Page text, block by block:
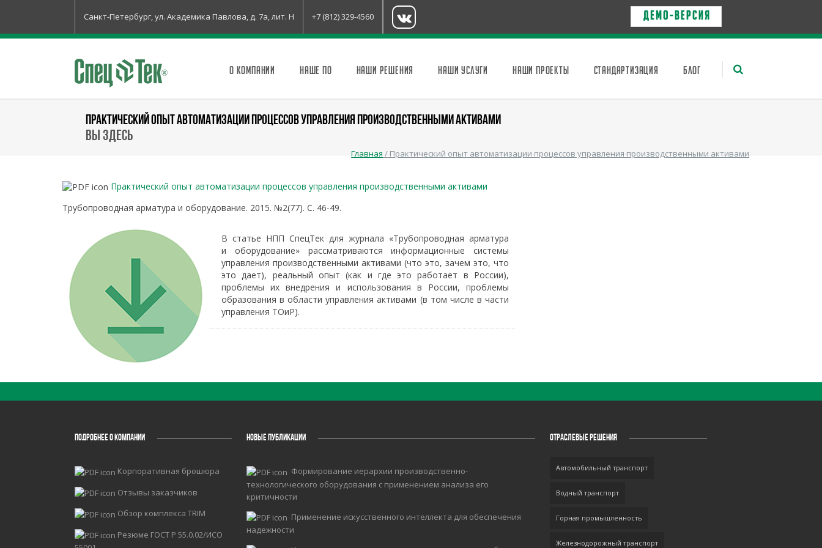
Санкт-Петербург, ул. Академика Павлова, д. 7а, лит. Н +7 (812) 329-4560 Д Е М О - в е р с и я
О КОМПАНИИ НАШЕ ПО НАШИ РЕШЕНИЯ НАШИ УСЛУГИ НАШИ ПРОЕКТЫ СТАНДАРТИЗАЦИЯ БЛОГ
ПРАКТИЧЕСКИЙ ОПЫТ АВТОМАТИЗАЦИИ ПРОЦЕССОВ УПРАВЛЕНИЯ ПРОИЗВОДСТВЕННЫМИ АКТИВАМИ
Вы здесь
Главная/Практический опыт автоматизации процессов управления производственными активами
Практический опыт автоматизации процессов управления производственными активами
Трубопроводная арматура и оборудование. 2015. №2(77). С. 46-49.
В статье НПП СпецТек для журнала «Трубопроводная арматура
и оборудование» рассматриваются информационные системы
управления производственными активами (что это, зачем это, что
это дает), реальный опыт (как и где это работает в России),
проблемы их внедрения и использования в России, проблемы
образования в области управления активами (в том числе в части
управления ТОиР).
ПОДРОБНЕЕ О КОМПАНИИ
Корпоративная брошюра
Отзывы заказчиков
Обзор комплекса TRIM
Резюме ГОСТ Р 55.0.02/ИСО
НОВЫЕ ПУБЛИКАЦИИ
Формирование иерархии производственно-
технологического оборудования с применением анализа его
критичности
Применение искусственного интеллекта для обеспечения
надежности
ОТРАСЛЕВЫЕ РЕШЕНИЯ
Автомобильный транспорт
Водный транспорт
Горная промышленность
Железнодорожный транспорт